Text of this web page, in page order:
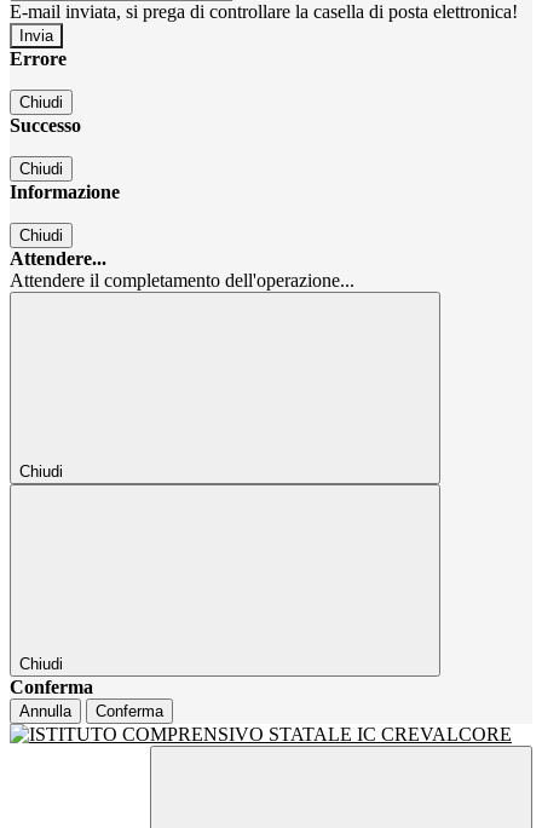
E-mail inviata, si prega di controllare la casella di posta elettronica!
Errore
Chiudi
Successo
Chiudi
Informazione
Chiudi
Attendere...
Attendere il completamento dell'operazione...
Chiudi
Chiudi
Conferma
Annulla Conferma